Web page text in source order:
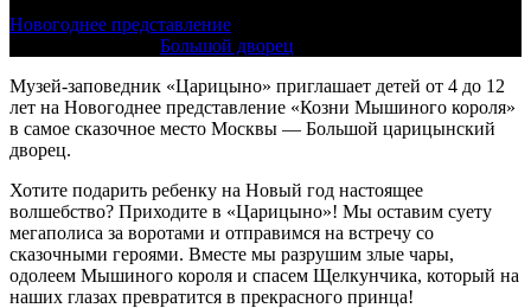
Новогоднее представление
Большой дворец
Музей-заповедник «Царицыно» приглашает детей от 4 до 12
лет на Новогоднее представление «Козни Мышиного короля»
в самое сказочное место Москвы — Большой царицынский
дворец.
Хотите подарить ребенку на Новый год настоящее
волшебство? Приходите в «Царицыно»! Мы оставим суету
мегаполиса за воротами и отправимся на встречу со
сказочными героями. Вместе мы разрушим злые чары,
одолеем Мышиного короля и спасем Щелкунчика, который на
наших глазах превратится в прекрасного принца!